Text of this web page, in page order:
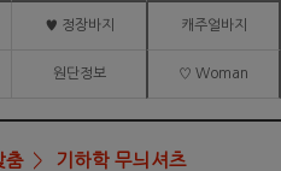
♥ 정장바지 캐주얼바지
원단정보 ♡ Woman
춤 기하학 무늬셔츠